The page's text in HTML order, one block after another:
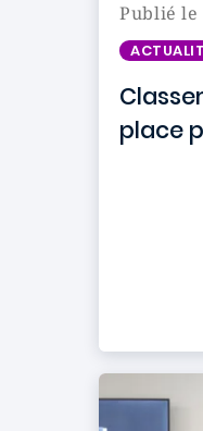
Publié le
place